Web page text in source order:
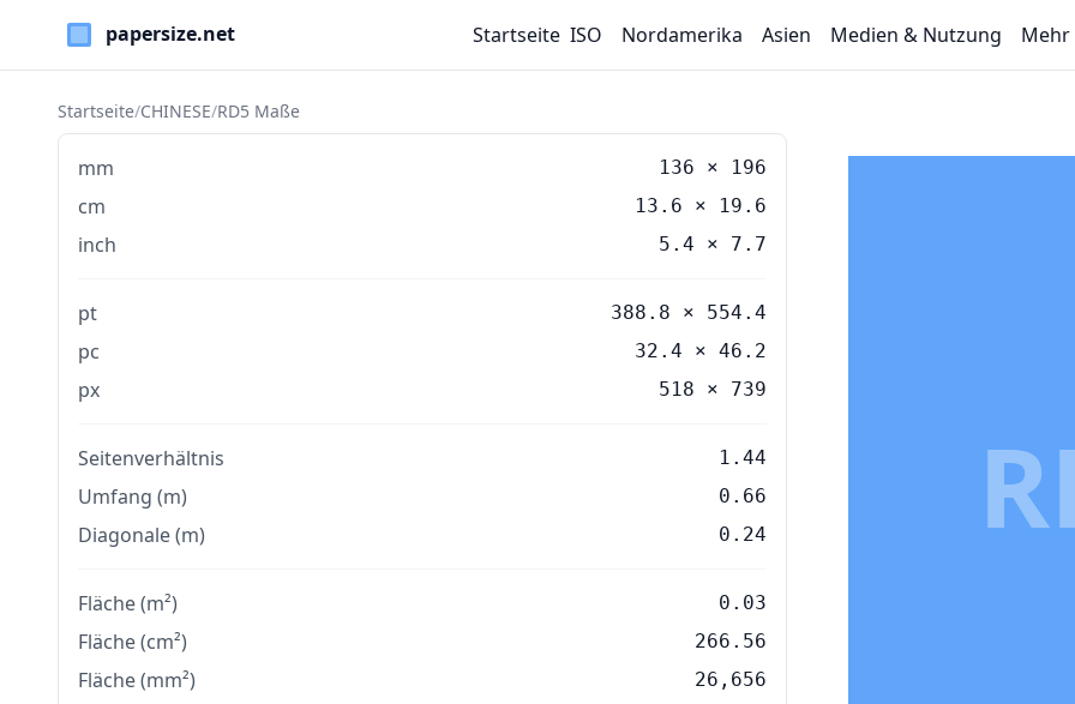
Paper Sizes Startseite ISO Nordamerika Asien Medien & Nutzung Mehr
Startseite/CHINESE/RD5 Maße
mm 136 × 196
cm 13.6 × 19.6
inch 5.4 × 7.7
pt 388.8 × 554.4
pc 32.4 × 46.2
px 518 × 739
Seitenverhältnis 1.44
Umfang (m) 0.66
Diagonale (m) 0.24
Fläche (m²) 0.03
Fläche (cm²) 266.56
Fläche (mm²) 26,656